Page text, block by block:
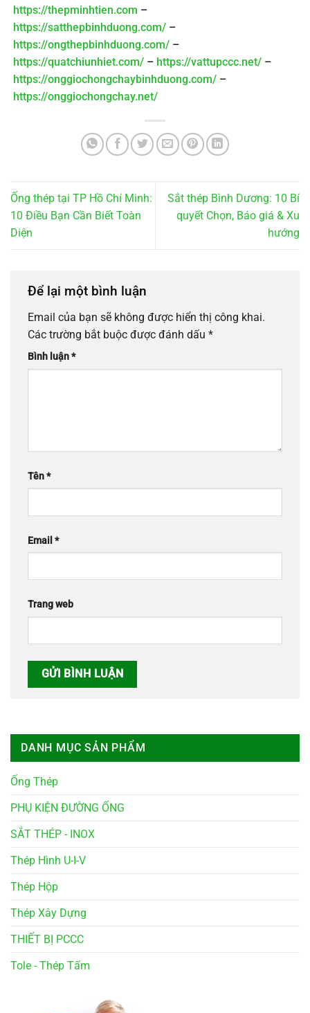
DANH MỤC SẢN PHẨM
Ống Thép
PHỤ KIỆN ĐƯỜNG ỐNG
SẮT THÉP - INOX
Thép Hình U-I-V
Thép Hộp
Thép Xây Dựng
THIẾT BỊ PCCC
Tole - Thép Tấm
https://thepminhtien.com –
https://satthepbinhduong.com/ –
https://ongthepbinhduong.com/ –
https://quatchiunhiet.com/ – https://vattupccc.net/ –
https://onggiochongchaybinhduong.com/ –
https://onggiochongchay.net/
Ống thép tại TP Hồ Chí Minh:
10 Điều Bạn Cần Biết Toàn
Diện
Sắt thép Bình Dương: 10 Bí
quyết Chọn, Báo giá & Xu
hướng
Để lại một bình luận
Email của bạn sẽ không được hiển thị công khai.
Các trường bắt buộc được đánh dấu *
Bình luận*
Tên*
Email *
Trang web